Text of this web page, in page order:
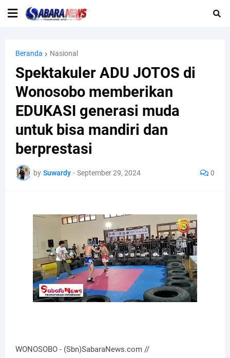
Beranda Nasional
Spektakuler ADU JOTOS di
Wonosobo memberikan
EDUKASI generasi muda
untuk bisa mandiri dan
berprestasi
by Suwardy - September 29, 2024 0
WONOSOBO - (Sbn)SabaraNews.com //